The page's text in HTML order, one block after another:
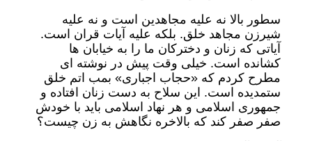
سطور بالا نه علیه مجاهدین است و نه علیه
شیرزن مجاهد خلق. بلکه علیه آیات قران است.
آیاتی که زنان و دخترکان ما را به خیابان ها
کشانده است. خیلی وقت پیش در نوشته ای
مطرح کردم که «حجاب اجباری» بمب اتم خلق
ستمدیده است. این سلاح به دست زنان افتاده و
جمهوری اسلامی و هر نهاد اسلامی باید با خودش
صفر صفر کند که بالاخره نگاهش به زن چیست؟